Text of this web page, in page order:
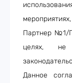
Партнер №1/
целях, не
Данное